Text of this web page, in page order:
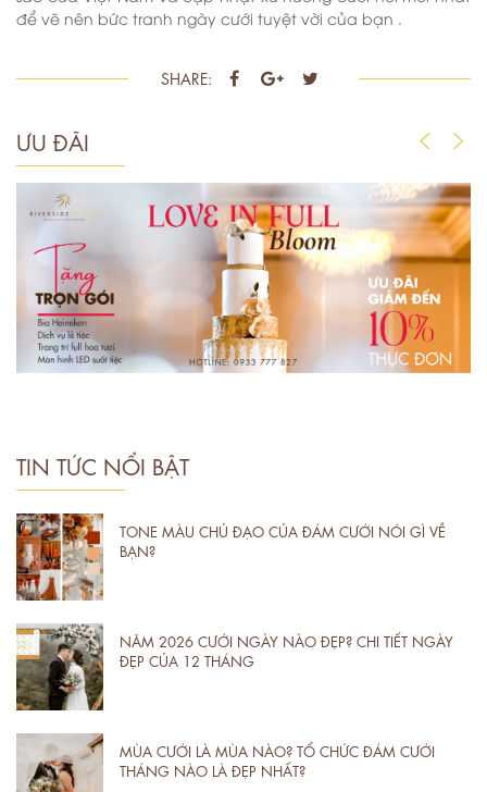
để vẽ nên bức tranh ngày cưới tuyệt vời của bạn .
SHARE:
ƯU ĐÃI
TIN TỨC NỔI BẬT
TONE MÀU CHỦ ĐẠO CỦA ĐÁM CƯỚI NÓI GÌ VỀ
BẠN?
NĂM 2026 CƯỚI NGÀY NÀO ĐẸP? CHI TIẾT NGÀY
ĐẸP CỦA 12 THÁNG
MÙA CƯỚI LÀ MÙA NÀO? TỔ CHỨC ĐÁM CƯỚI
THÁNG NÀO LÀ ĐẸP NHẤT?